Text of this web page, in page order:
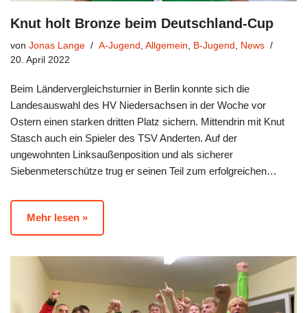
Knut holt Bronze beim Deutschland-Cup
von Jonas Lange A-Jugend Allgemein B-Jugend
News
20. April 2022
Beim Ländervergleichsturnier in Berlin konnte sich die
Landesauswahl des HV Niedersachsen in der Woche vor
Ostern einen starken dritten Platz sichern. Mittendrin mit Knut
Stasch auch ein Spieler des TSV Anderten. Auf der
ungewohnten Linksaußenposition und als sicherer
Siebenmeterschütze trug er seinen Teil zum erfolgreichen…
Mehr lesen »